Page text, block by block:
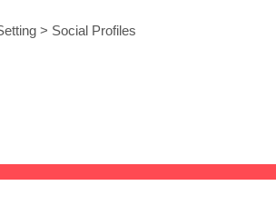
> Social Profiles